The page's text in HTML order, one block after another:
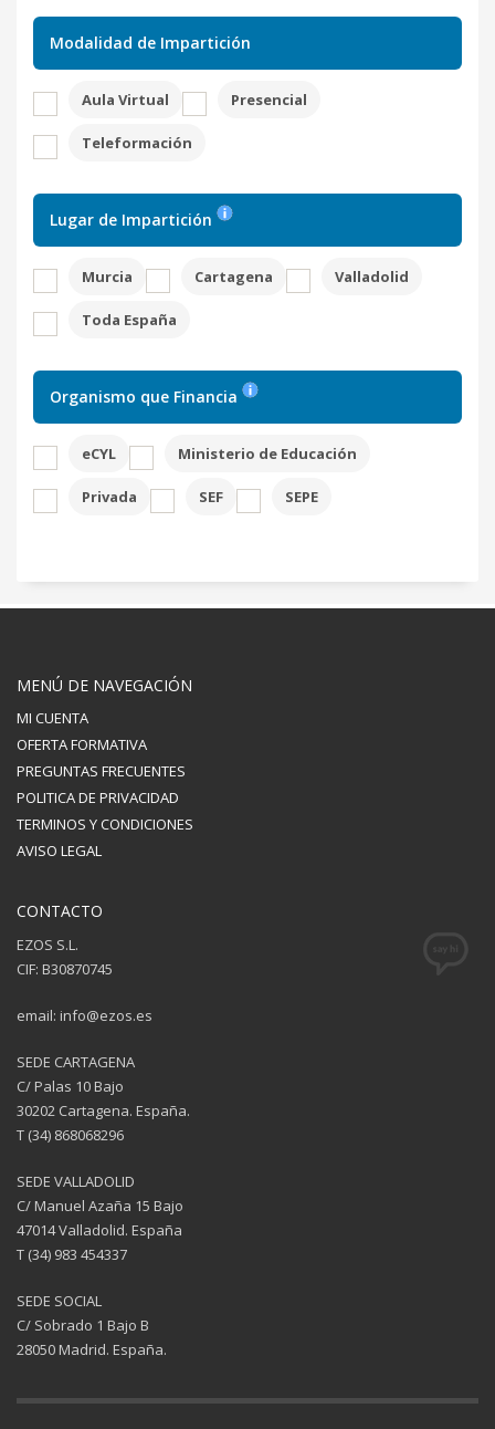
Modalidad de Impartición
Aula Virtual Presencial
Teleformación
Lugar de Impartición
Murcia Cartagena Valladolid
Toda España
Organismo que Financia
eCYL Ministerio de Educación
Privada SEF SEPE
MENÚ DE NAVEGACIÓN
MI CUENTA
OFERTA FORMATIVA
PREGUNTAS FRECUENTES
POLITICA DE PRIVACIDAD
TERMINOS Y CONDICIONES
AVISO LEGAL
CONTACTO
EZOS S.L.
CIF: B30870745
email: info@ezos.es
SEDE CARTAGENA
C/ Palas 10 Bajo
30202 Cartagena. España.
T (34) 868068296
SEDE VALLADOLID
C/ Manuel Azaña 15 Bajo
47014 Valladolid. España
T (34) 983 454337
SEDE SOCIAL
C/ Sobrado 1 Bajo B
28050 Madrid. España.